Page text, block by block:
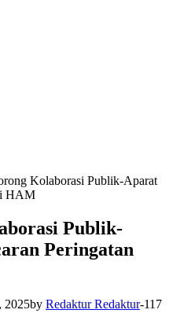
Kolaborasi Publik-Aparat
HAM
Publik-
Peringatan
2025by Redaktur Redaktur-117